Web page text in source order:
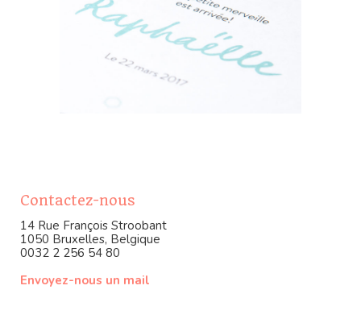
Contactez-nous
14 Rue François Stroobant
1050 Bruxelles, Belgique
0032 2 256 54 80
Envoyez-nous un mail